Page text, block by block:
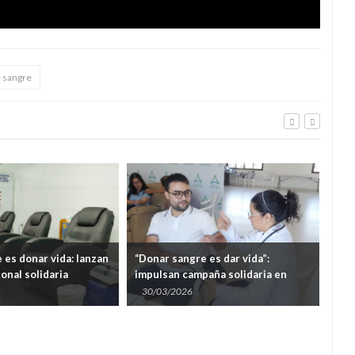
sangre
lanzan
“Donar sangre es dar vida”:
impulsan campaña solidaria en
Semana Santa
30/03/2026
Hemocentro
2026